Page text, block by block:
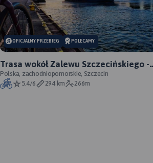
OFICJALNY PRZEBIEG POLECAMY
Trasa wokół Zalewu Szczecińskiego -
oficjalny przebieg szlaku
Polska, zachodniopomorskie, Szczecin
5.4/6
294 km 266m